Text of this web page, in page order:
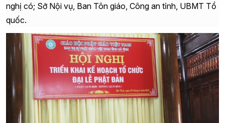
nghị có; Sở Nội vụ, Ban Tôn giáo, Công an tỉnh, UBMT Tổ
quốc.